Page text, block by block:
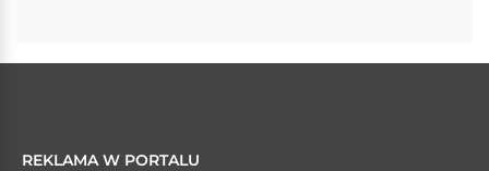
REKLAMA W PORTALU